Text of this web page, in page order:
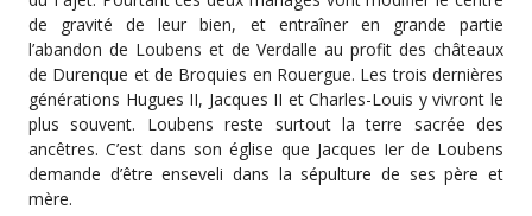
de gravité de leur bien, et entraîner en grande partie
l’abandon de Loubens et de Verdalle au profit des châteaux
de Durenque et de Broquies en Rouergue. Les trois dernières
générations Hugues II, Jacques II et Charles-Louis y vivront le
plus souvent. Loubens reste surtout la terre sacrée des
ancêtres. C’est dans son église que Jacques Ier de Loubens
demande d’être enseveli dans la sépulture de ses père et
mère.